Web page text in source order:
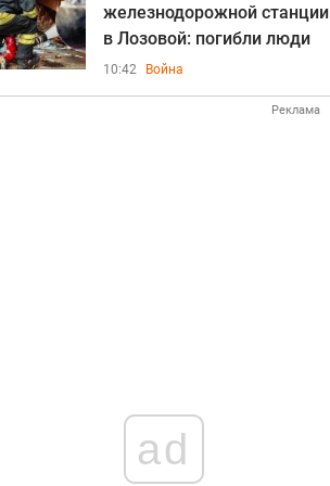
железнодорожной станции
в Лозовой: погибли люди
10:42 Война
Реклама
ad